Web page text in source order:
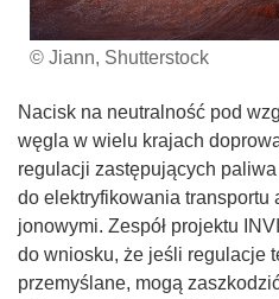
© Jiann, Shutterstock
Nacisk na neutralność pod
węgla w wielu krajach
regulacji zastępujących
do elektryfikowania transportu
jonowymi. Zespół projektu
do wniosku, że jeśli regulacje
przemyślane, mogą